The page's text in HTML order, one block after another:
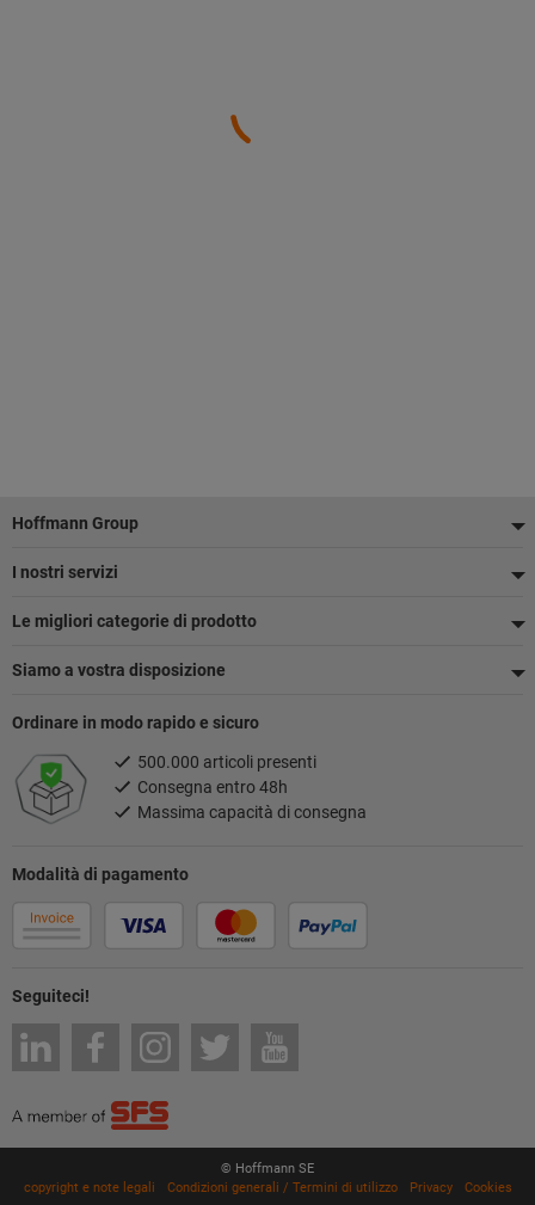
Piè
di
pagina
Hoffmann Group
I nostri servizi
Le migliori categorie di prodotto
Siamo a vostra disposizione
Seguiteci!
Modalità di pagamento
Ordinare in modo rapido e sicuro
500.000 articoli presenti
Consegna entro 48h
Massima capacità di consegna
© Hoffmann SE
copyright e note legali
Condizioni generali / Termini di utilizzo Privacy Cookies